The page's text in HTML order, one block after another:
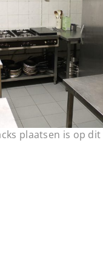
plaatsen is op